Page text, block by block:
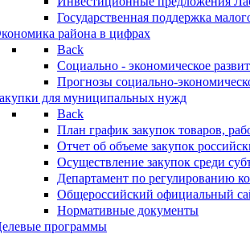
Государственная поддержка
района в цифрах
Back
Социально - экономическое
Прогнозы социально-
для муниципальных нужд
Back
План график закупок товаров,
Отчет об объеме закупок
Осуществление закупок среди
Департамент по регулированию
Общероссийский официальный
Нормативные документы
программы